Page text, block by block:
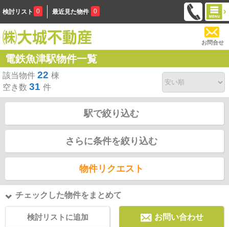
検討リスト 0 最近見た物件 0
お問合せ
電鉄魚津駅物件一覧
該当物件 22 棟
空き数 31 件
駅で絞り込む
さらに条件を絞り込む
物件リクエスト
チェックした物件をまとめて
検討リストに追加 お問い合わせ